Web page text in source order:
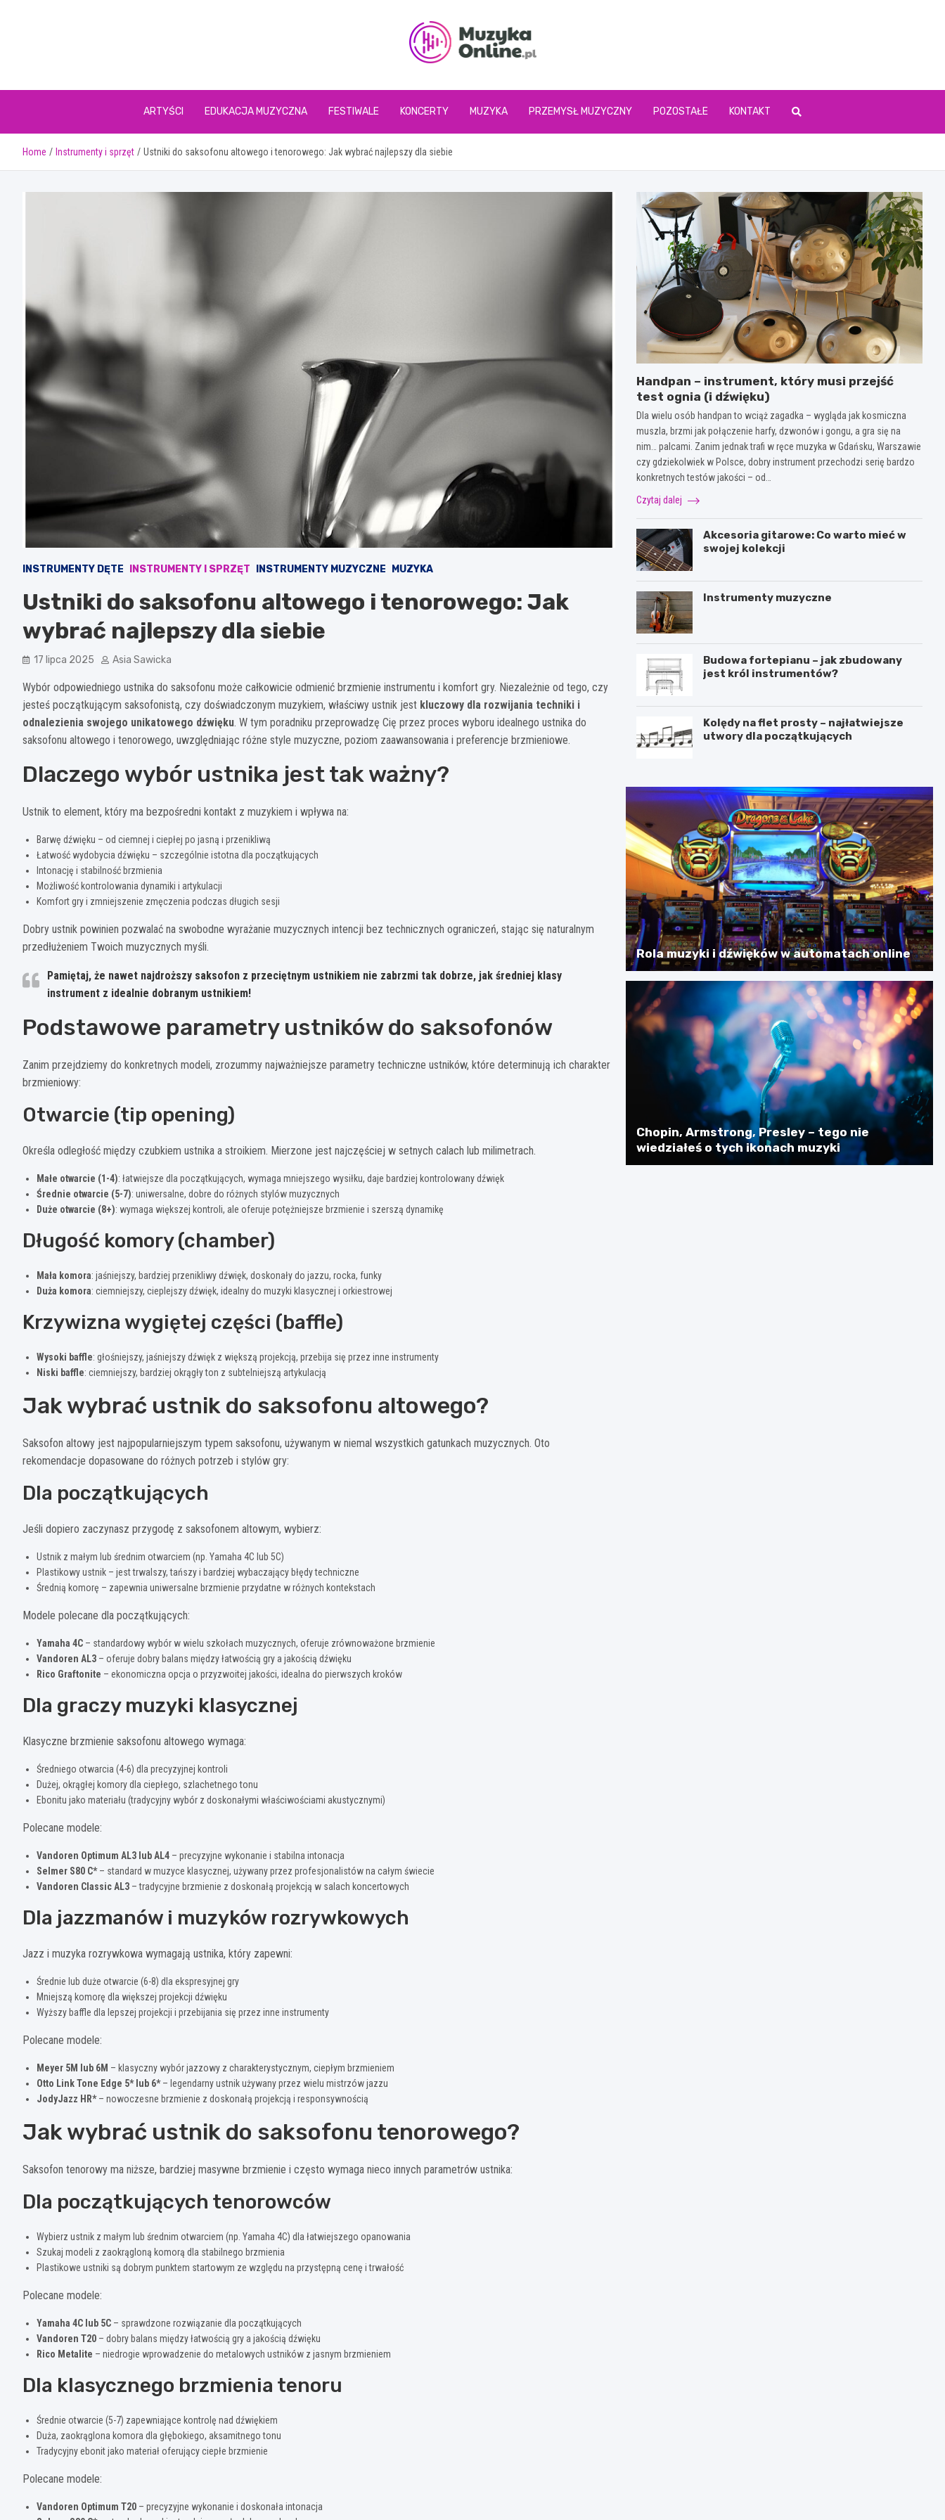
muzykaonline.pl
ARTYŚCI EDUKACJA MUZYCZNA FESTIWALE KONCERTY MUZYKA PRZEMYSŁ MUZYCZNY POZOSTAŁE KONTAKT
Home Instrumenty i sprzęt Ustniki do saksofonu altowego i tenorowego: Jak wybrać najlepszy dla siebie
INSTRUMENTY DĘTE INSTRUMENTY I SPRZĘT INSTRUMENTY MUZYCZNE MUZYKA
Ustniki do saksofonu altowego i tenorowego: Jak
wybrać najlepszy dla siebie
17 lipca 2025 Asia Sawicka
Wybór odpowiedniego ustnika do saksofonu może całkowicie odmienić brzmienie instrumentu i komfort gry. Niezależnie od tego, czy
jesteś początkującym saksofonistą, czy doświadczonym muzykiem, właściwy ustnik jest kluczowy dla rozwijania techniki i
odnalezienia swojego unikatowego dźwięku. W tym poradniku przeprowadzę Cię przez proces wyboru idealnego ustnika do
saksofonu altowego i tenorowego, uwzględniając różne style muzyczne, poziom zaawansowania i preferencje brzmieniowe.
Dlaczego wybór ustnika jest tak ważny?
Ustnik to element, który ma bezpośredni kontakt z muzykiem i wpływa na:
Barwę dźwięku – od ciemnej i ciepłej po jasną i przenikliwą
Łatwość wydobycia dźwięku – szczególnie istotna dla początkujących
Intonację i stabilność brzmienia
Możliwość kontrolowania dynamiki i artykulacji
Komfort gry i zmniejszenie zmęczenia podczas długich sesji
Dobry ustnik powinien pozwalać na swobodne wyrażanie muzycznych intencji bez technicznych ograniczeń, stając się naturalnym
przedłużeniem Twoich muzycznych myśli.
Pamiętaj, że nawet najdroższy saksofon z przeciętnym ustnikiem nie zabrzmi tak dobrze, jak średniej klasy
instrument z idealnie dobranym ustnikiem!
Podstawowe parametry ustników do saksofonów
Zanim przejdziemy do konkretnych modeli, zrozummy najważniejsze parametry techniczne ustników, które determinują ich charakter
brzmieniowy:
Otwarcie (tip opening)
Określa odległość między czubkiem ustnika a stroikiem. Mierzone jest najczęściej w setnych calach lub milimetrach.
Małe otwarcie (1-4): łatwiejsze dla początkujących, wymaga mniejszego wysiłku, daje bardziej kontrolowany dźwięk
Średnie otwarcie (5-7): uniwersalne, dobre do różnych stylów muzycznych
Duże otwarcie (8+): wymaga większej kontroli, ale oferuje potężniejsze brzmienie i szerszą dynamikę
Długość komory (chamber)
Mała komora: jaśniejszy, bardziej przenikliwy dźwięk, doskonały do jazzu, rocka, funky
Duża komora: ciemniejszy, cieplejszy dźwięk, idealny do muzyki klasycznej i orkiestrowej
Krzywizna wygiętej części (baffle)
Wysoki baffle: głośniejszy, jaśniejszy dźwięk z większą projekcją, przebija się przez inne instrumenty
Niski baffle: ciemniejszy, bardziej okrągły ton z subtelniejszą artykulacją
Jak wybrać ustnik do saksofonu altowego?
Saksofon altowy jest najpopularniejszym typem saksofonu, używanym w niemal wszystkich gatunkach muzycznych. Oto
rekomendacje dopasowane do różnych potrzeb i stylów gry:
Dla początkujących
Jeśli dopiero zaczynasz przygodę z saksofonem altowym, wybierz:
Ustnik z małym lub średnim otwarciem (np. Yamaha 4C lub 5C)
Plastikowy ustnik – jest trwalszy, tańszy i bardziej wybaczający błędy techniczne
Średnią komorę – zapewnia uniwersalne brzmienie przydatne w różnych kontekstach
Modele polecane dla początkujących:
Yamaha 4C – standardowy wybór w wielu szkołach muzycznych, oferuje zrównoważone brzmienie
Vandoren AL3 – oferuje dobry balans między łatwością gry a jakością dźwięku
Rico Graftonite – ekonomiczna opcja o przyzwoitej jakości, idealna do pierwszych kroków
Dla graczy muzyki klasycznej
Klasyczne brzmienie saksofonu altowego wymaga:
Średniego otwarcia (4-6) dla precyzyjnej kontroli
Dużej, okrągłej komory dla ciepłego, szlachetnego tonu
Ebonitu jako materiału (tradycyjny wybór z doskonałymi właściwościami akustycznymi)
Polecane modele:
Vandoren Optimum AL3 lub AL4 – precyzyjne wykonanie i stabilna intonacja
Selmer S80 C*– standard w muzyce klasycznej, używany przez profesjonalistów na całym świecie
Vandoren Classic AL3 – tradycyjne brzmienie z doskonałą projekcją w salach koncertowych
Dla jazzmanów i muzyków rozrywkowych
Jazz i muzyka rozrywkowa wymagają ustnika, który zapewni:
Średnie lub duże otwarcie (6-8) dla ekspresyjnej gry
Mniejszą komorę dla większej projekcji dźwięku
Wyższy baffle dla lepszej projekcji i przebijania się przez inne instrumenty
Polecane modele:
Meyer 5M lub 6M – klasyczny wybór jazzowy z charakterystycznym, ciepłym brzmieniem
Otto Link Tone Edge 5* lub 6*– legendarny ustnik używany przez wielu mistrzów jazzu
JodyJazz HR*– nowoczesne brzmienie z doskonałą projekcją i responsywnością
Jak wybrać ustnik do saksofonu tenorowego?
Saksofon tenorowy ma niższe, bardziej masywne brzmienie i często wymaga nieco innych parametrów ustnika:
Dla początkujących tenorowców
Wybierz ustnik z małym lub średnim otwarciem (np. Yamaha 4C) dla łatwiejszego opanowania
Szukaj modeli z zaokrągloną komorą dla stabilnego brzmienia
Plastikowe ustniki są dobrym punktem startowym ze względu na przystępną cenę i trwałość
Polecane modele:
Yamaha 4C lub 5C – sprawdzone rozwiązanie dla początkujących
Vandoren T20 – dobry balans między łatwością gry a jakością dźwięku
Rico Metalite – niedrogie wprowadzenie do metalowych ustników z jasnym brzmieniem
Dla klasycznego brzmienia tenoru
Średnie otwarcie (5-7) zapewniające kontrolę nad dźwiękiem
Duża, zaokrąglona komora dla głębokiego, aksamitnego tonu
Tradycyjny ebonit jako materiał oferujący ciepłe brzmienie
Polecane modele:
Vandoren Optimum T20 – precyzyjne wykonanie i doskonała intonacja
Handpan – instrument, który musi przejść
test ognia (i dźwięku)
Dla wielu osób handpan to wciąż zagadka – wygląda jak kosmiczna
muszla, brzmi jak połączenie harfy, dzwonów i gongu, a gra się na
nim… palcami. Zanim jednak trafi w ręce muzyka w Gdańsku, Warszawie
czy gdziekolwiek w Polsce, dobry instrument przechodzi serię bardzo
konkretnych testów jakości – od…
Czytaj dalej
Akcesoria gitarowe: Co warto mieć w
swojej kolekcji
Instrumenty muzyczne
Budowa fortepianu – jak zbudowany
jest król instrumentów?
Kolędy na flet prosty – najłatwiejsze
utwory dla początkujących
Rola muzyki i dźwięków w automatach online
Chopin, Armstrong, Presley – tego nie
wiedziałeś o tych ikonach muzyki